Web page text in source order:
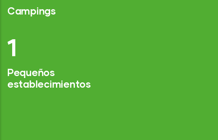
Campings
1
Pequeños
establecimientos